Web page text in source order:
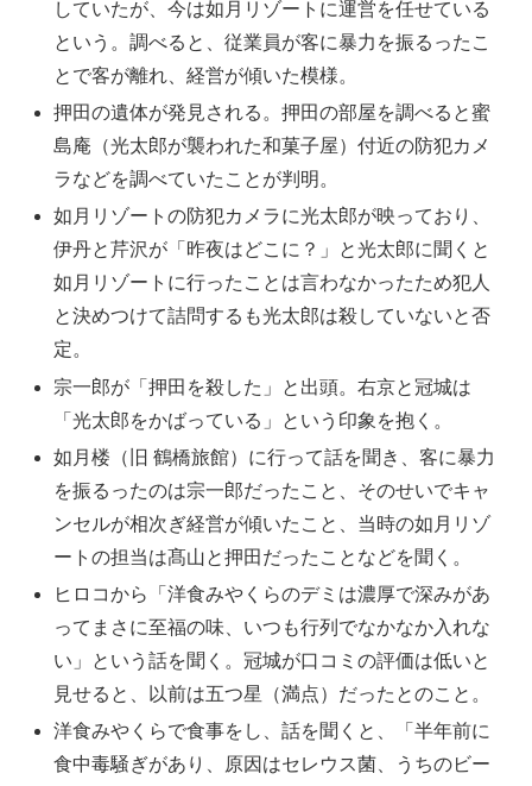
していたが、今は如月リゾートに運営を任せている
という。調べると、従業員が客に暴力を振るったこ
とで客が離れ、経営が傾いた模様。
押田の遺体が発見される。押田の部屋を調べると蜜
島庵（光太郎が襲われた和菓子屋）付近の防犯カメ
ラなどを調べていたことが判明。
如月リゾートの防犯カメラに光太郎が映っており、
伊丹と芹沢が「昨夜はどこに？」と光太郎に聞くと
如月リゾートに行ったことは言わなかったため犯人
と決めつけて詰問するも光太郎は殺していないと否
定。
宗一郎が「押田を殺した」と出頭。右京と冠城は
「光太郎をかばっている」という印象を抱く。
如月楼（旧 鶴橋旅館）に行って話を聞き、客に暴力
を振るったのは宗一郎だったこと、そのせいでキャ
ンセルが相次ぎ経営が傾いたこと、当時の如月リゾ
ートの担当は髙山と押田だったことなどを聞く。
ヒロコから「洋食みやくらのデミは濃厚で深みがあ
ってまさに至福の味、いつも行列でなかなか入れな
い」という話を聞く。冠城が口コミの評価は低いと
見せると、以前は五つ星（満点）だったとのこと。
洋食みやくらで食事をし、話を聞くと、「半年前に
食中毒騒ぎがあり、原因はセレウス菌、うちのビー